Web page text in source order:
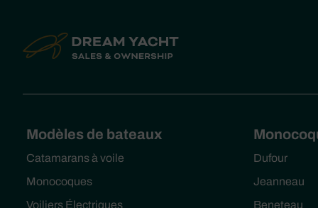
Modèles de bateaux
Catamarans à voile
Monocoques
Voiliers Électriques
Dufour
Jeanneau
Beneteau